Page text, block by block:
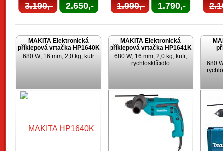
3.190,- 2.650,- 1.990,- 1.790,-
MAKITA Elektronická
příklepová vrtačka HP1640K
680 W; 16 mm; 2,0 kg; kufr
MAKITA Elektronická
příklepová vrtačka HP1641K
680 W; 16 mm; 2,0 kg; kufr;
rychlosklíčidlo
680